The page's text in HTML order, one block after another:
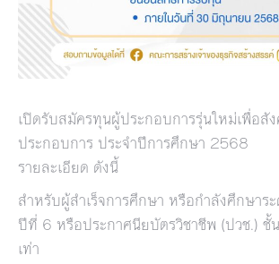
เปิดรับสมัครทุนผู้ประกอบการรุ่นใหม่เพื่อสั
ประกอบการ ประจำปีการศึกษา 2568
รายละเอียด ดังนี้
สำหรับผู้สำเร็จการศึกษา หรือกำลังศึกษา
ปีที่ 6 หรือประกาศนียบัตรวิชาชีพ (ปวช.)
เท่า